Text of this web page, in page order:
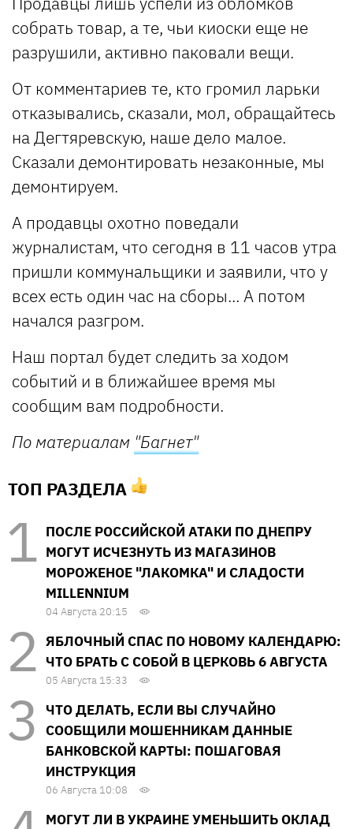
собрать товар, а те, чьи киоски еще не
разрушили, активно паковали вещи.
От комментариев те, кто громил ларьки
отказывались, сказали, мол, обращайтесь
на Дегтяревскую, наше дело малое.
Сказали демонтировать незаконные, мы
демонтируем.
А продавцы охотно поведали
журналистам, что сегодня в 11 часов утра
пришли коммунальщики и заявили, что у
всех есть один час на сборы... А потом
начался разгром.
Наш портал будет следить за ходом
событий и в ближайшее время мы
сообщим вам подробности.
По материалам "Багнет"
ТОП РАЗДЕЛА
ПОСЛЕ РОССИЙСКОЙ АТАКИ ПО ДНЕПРУ
МОГУТ ИСЧЕЗНУТЬ ИЗ МАГАЗИНОВ
МОРОЖЕНОЕ "ЛАКОМКА" И СЛАДОСТИ
MILLENNIUM
04 Августа 20:15
ЯБЛОЧНЫЙ СПАС ПО НОВОМУ КАЛЕНДАРЮ:
ЧТО БРАТЬ С СОБОЙ В ЦЕРКОВЬ 6 АВГУСТА
05 Августа 15:33
ЧТО ДЕЛАТЬ, ЕСЛИ ВЫ СЛУЧАЙНО
СООБЩИЛИ МОШЕННИКАМ ДАННЫЕ
БАНКОВСКОЙ КАРТЫ: ПОШАГОВАЯ
ИНСТРУКЦИЯ
06 Августа 10:08
МОГУТ ЛИ В УКРАИНЕ УМЕНЬШИТЬ ОКЛАД